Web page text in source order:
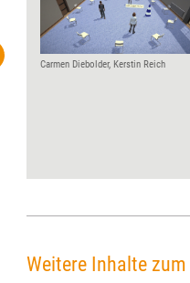
Carmen Diebolder, Kerstin Reich
Weitere Inhalte zum